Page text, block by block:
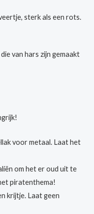
sterk als een rots.
van hars zijn gemaakt
voor metaal. Laat het
om het er oud uit te
piratenthema!
krijtje. Laat geen